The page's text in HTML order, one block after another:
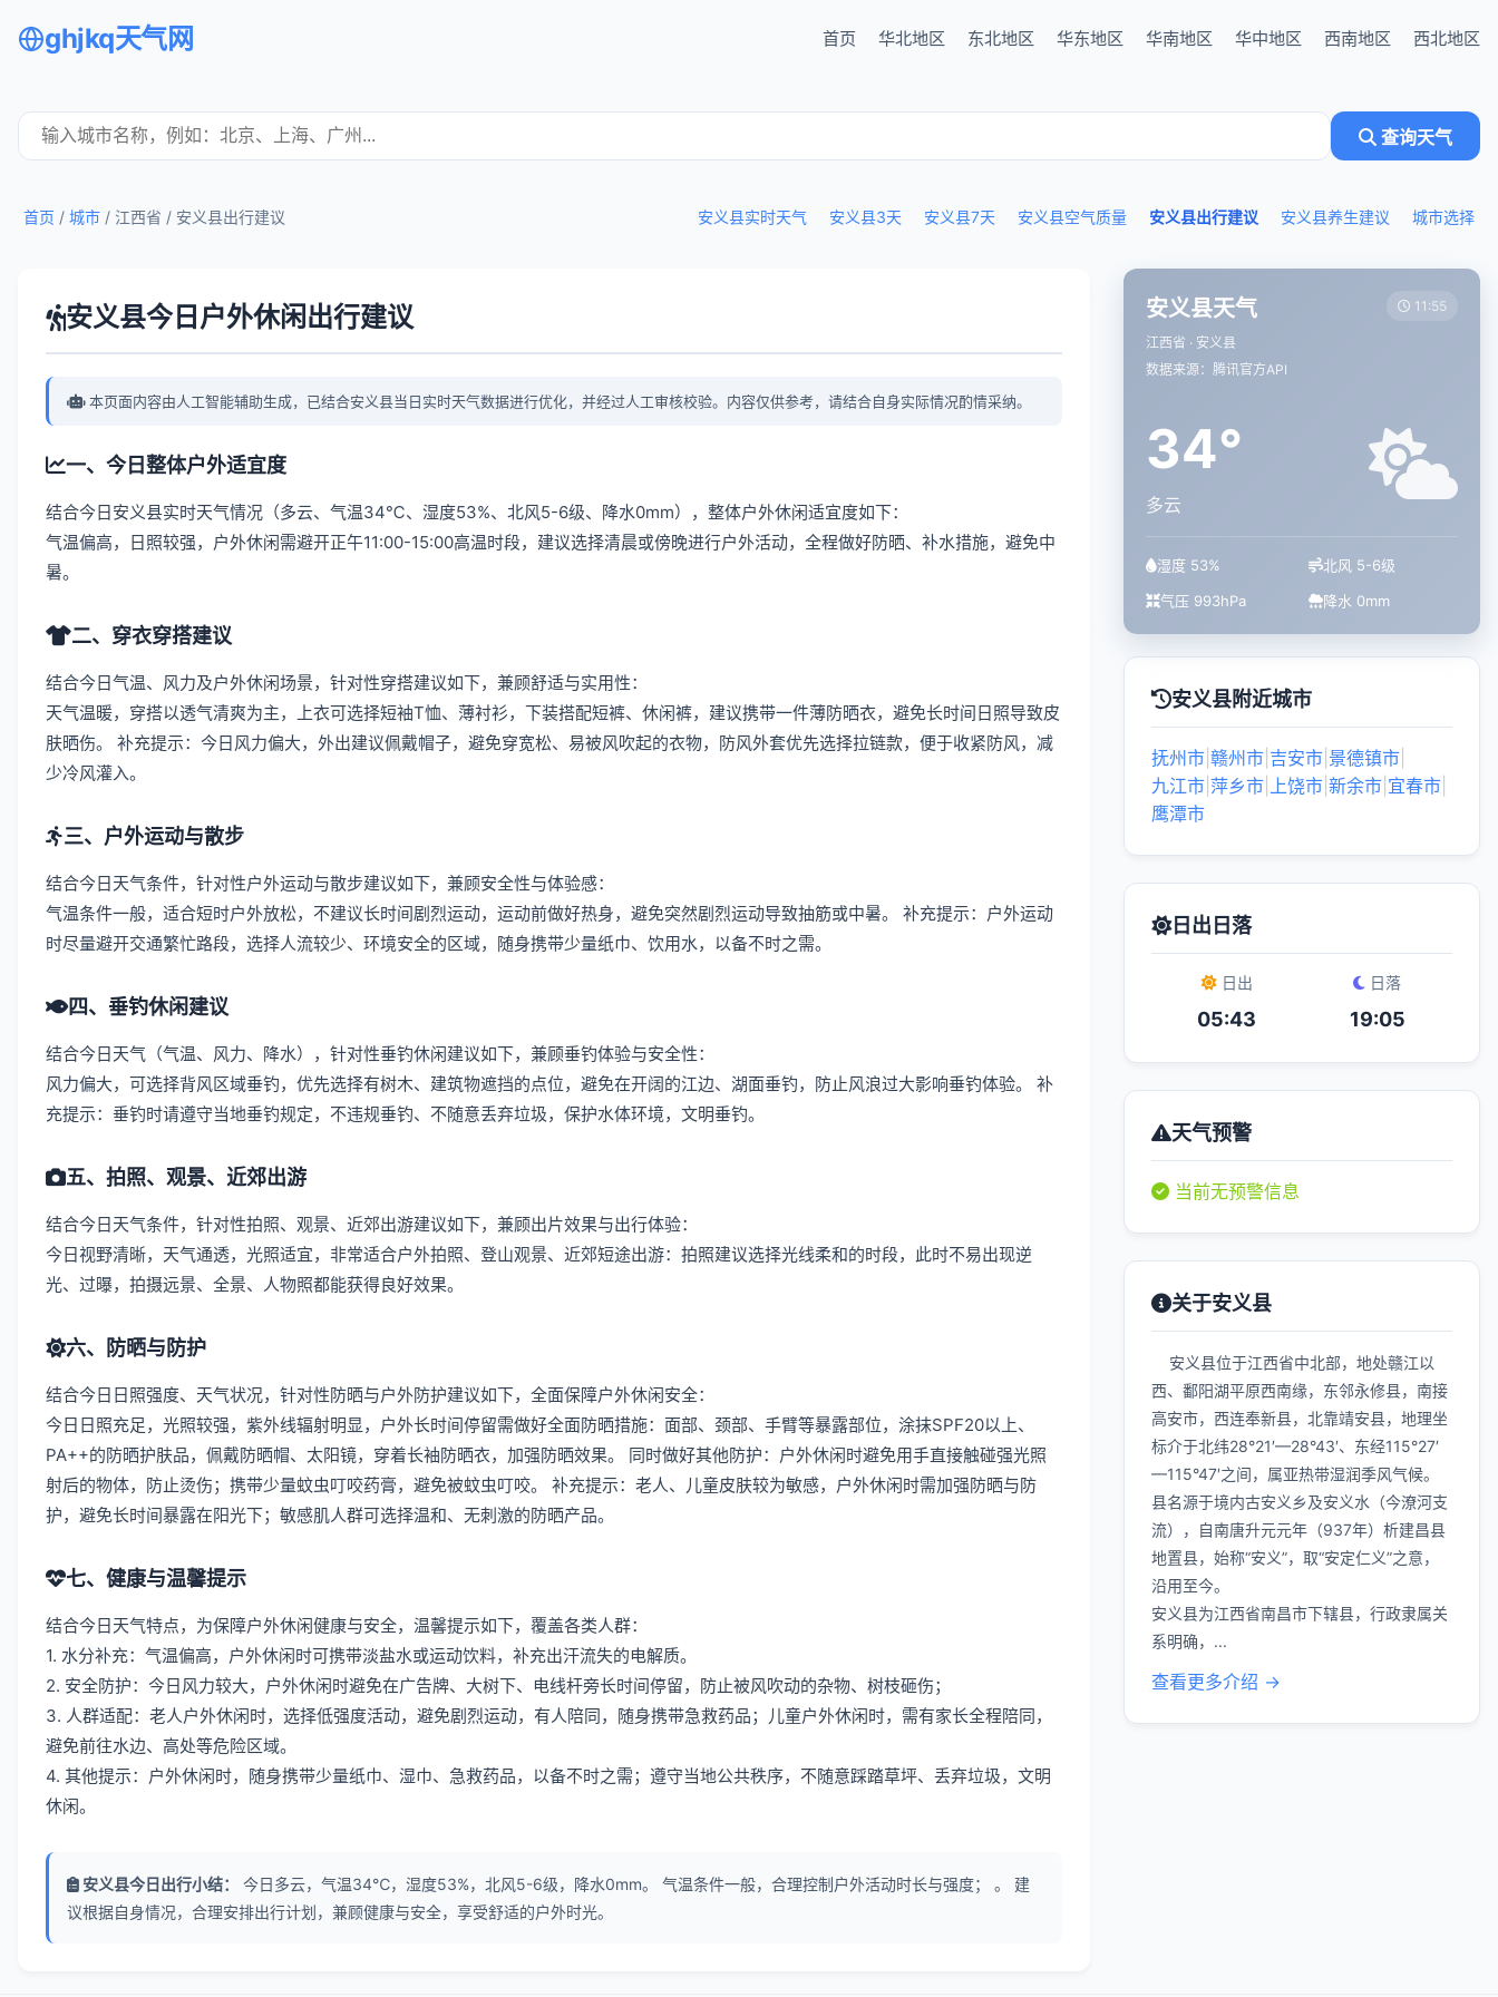
ghjkq天气网 首页 华北地区 东北地区 华东地区 华南地区 华中地区 西南地区 西北地区
查询天气
安义县实时天气 安义县3天 安义县7天 安义县空气质量 安义县出行建议 安义县养生建议 城市选择
首页 / 城市 / 江西省 / 安义县出行建议
安义县今日户外休闲出行建议
本页面内容由人工智能辅助生成，已结合安义县当日实时天气数据进行优化，并经过人工审核校验。内容仅供参考，请结合自身实际情况酌情采纳。
一、今日整体户外适宜度
结合今日安义县实时天气情况（多云、气温34℃、湿度53%、北风5-6级、降水0mm），整体户外休闲适宜度如下：
气温偏高，日照较强，户外休闲需避开正午11:00-15:00高温时段，建议选择清晨或傍晚进行户外活动，全程做好防晒、补水措施，避免中
暑。
二、穿衣穿搭建议
结合今日气温、风力及户外休闲场景，针对性穿搭建议如下，兼顾舒适与实用性：
天气温暖，穿搭以透气清爽为主，上衣可选择短袖T恤、薄衬衫，下装搭配短裤、休闲裤，建议携带一件薄防晒衣，避免长时间日照导致皮
肤晒伤。 补充提示：今日风力偏大，外出建议佩戴帽子，避免穿宽松、易被风吹起的衣物，防风外套优先选择拉链款，便于收紧防风，减
少冷风灌入。
三、户外运动与散步
结合今日天气条件，针对性户外运动与散步建议如下，兼顾安全性与体验感：
气温条件一般，适合短时户外放松，不建议长时间剧烈运动，运动前做好热身，避免突然剧烈运动导致抽筋或中暑。 补充提示：户外运动
时尽量避开交通繁忙路段，选择人流较少、环境安全的区域，随身携带少量纸巾、饮用水，以备不时之需。
四、垂钓休闲建议
结合今日天气（气温、风力、降水），针对性垂钓休闲建议如下，兼顾垂钓体验与安全性：
风力偏大，可选择背风区域垂钓，优先选择有树木、建筑物遮挡的点位，避免在开阔的江边、湖面垂钓，防止风浪过大影响垂钓体验。 补
充提示：垂钓时请遵守当地垂钓规定，不违规垂钓、不随意丢弃垃圾，保护水体环境，文明垂钓。
五、拍照、观景、近郊出游
结合今日天气条件，针对性拍照、观景、近郊出游建议如下，兼顾出片效果与出行体验：
今日视野清晰，天气通透，光照适宜，非常适合户外拍照、登山观景、近郊短途出游：拍照建议选择光线柔和的时段，此时不易出现逆
光、过曝，拍摄远景、全景、人物照都能获得良好效果。
六、防晒与防护
结合今日日照强度、天气状况，针对性防晒与户外防护建议如下，全面保障户外休闲安全：
今日日照充足，光照较强，紫外线辐射明显，户外长时间停留需做好全面防晒措施：面部、颈部、手臂等暴露部位，涂抹SPF20以上、
PA++的防晒护肤品，佩戴防晒帽、太阳镜，穿着长袖防晒衣，加强防晒效果。 同时做好其他防护：户外休闲时避免用手直接触碰强光照
射后的物体，防止烫伤；携带少量蚊虫叮咬药膏，避免被蚊虫叮咬。 补充提示：老人、儿童皮肤较为敏感，户外休闲时需加强防晒与防
护，避免长时间暴露在阳光下；敏感肌人群可选择温和、无刺激的防晒产品。
七、健康与温馨提示
结合今日天气特点，为保障户外休闲健康与安全，温馨提示如下，覆盖各类人群：
1. 水分补充：气温偏高，户外休闲时可携带淡盐水或运动饮料，补充出汗流失的电解质。
2. 安全防护：今日风力较大，户外休闲时避免在广告牌、大树下、电线杆旁长时间停留，防止被风吹动的杂物、树枝砸伤；
3. 人群适配：老人户外休闲时，选择低强度活动，避免剧烈运动，有人陪同，随身携带急救药品；儿童户外休闲时，需有家长全程陪同，
避免前往水边、高处等危险区域。
4. 其他提示：户外休闲时，随身携带少量纸巾、湿巾、急救药品，以备不时之需；遵守当地公共秩序，不随意踩踏草坪、丢弃垃圾，文明
休闲。
安义县今日出行小结：
今日多云，气温34℃，湿度53%，北风5-6级，降水0mm。 气温条件一般，合理控制户外活动时长与强度； 。 建
议根据自身情况，合理安排出行计划，兼顾健康与安全，享受舒适的户外时光。
安义县天气
江西省 · 安义县
数据来源：腾讯官方API
11:55
34°
多云
湿度 53%
北风 5-6级
气压 993hPa
降水 0mm
安义县附近城市
抚州市 赣州市 吉安市 景德镇市
九江市 萍乡市 上饶市 新余市 宜春市
鹰潭市
日出日落
日出
05:43
日落
19:05
天气预警
当前无预警信息
关于安义县
安义县位于江西省中北部，地处赣江以
西、鄱阳湖平原西南缘，东邻永修县，南接
高安市，西连奉新县，北靠靖安县，地理坐
标介于北纬28°21′—28°43′、东经115°27′
—115°47′之间，属亚热带湿润季风气候。
县名源于境内古安义乡及安义水（今潦河支
流），自南唐升元元年（937年）析建昌县
地置县，始称“安义”，取“安定仁义”之意，
沿用至今。
安义县为江西省南昌市下辖县，行政隶属关
系明确，...
查看更多介绍 →